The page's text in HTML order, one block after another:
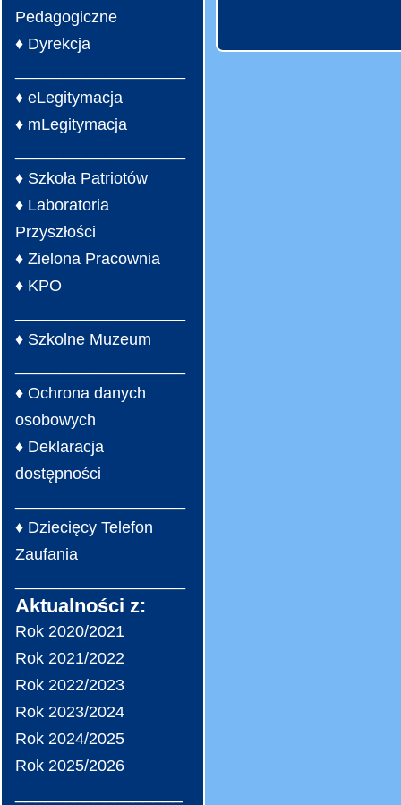
Pedagogiczne
♦ Dyrekcja
♦ eLegitymacja
♦ mLegitymacja
♦ Szkoła Patriotów
♦ Laboratoria
Przyszłości
♦ Zielona Pracownia
♦ KPO
♦ Szkolne Muzeum
♦ Ochrona danych
osobowych
♦ Deklaracja
dostępności
♦ Dziecięcy Telefon
Zaufania
Aktualności z:
Rok 2020/2021
Rok 2021/2022
Rok 2022/2023
Rok 2023/2024
Rok 2024/2025
Rok 2025/2026